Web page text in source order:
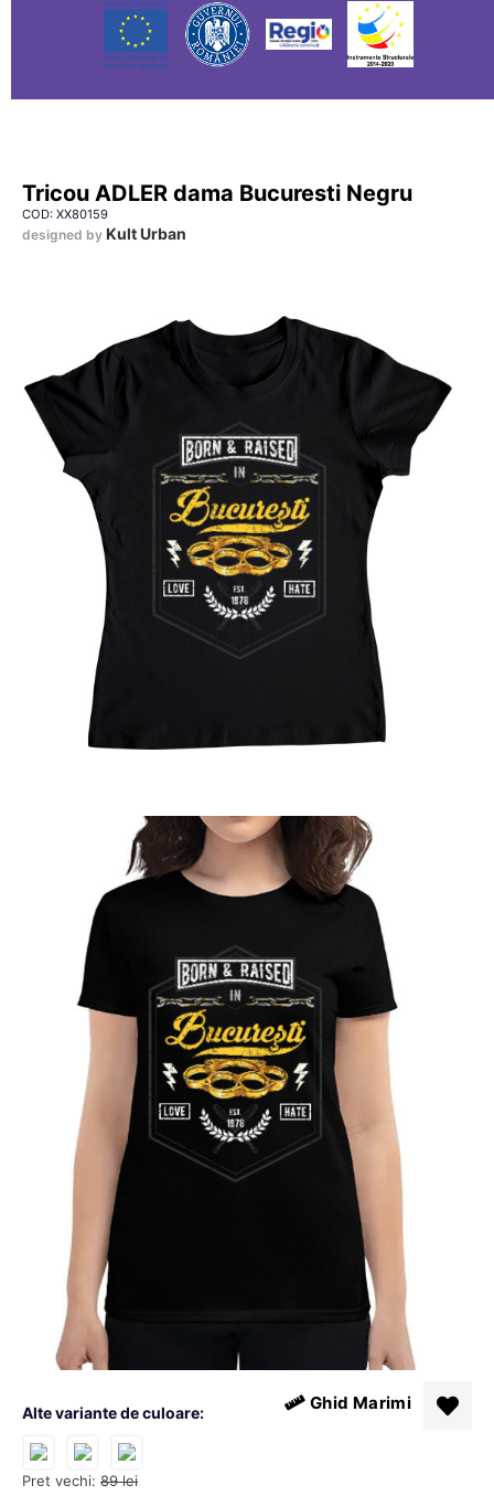
Tricou ADLER dama Bucuresti Negru
COD: XX80159
designed by Kult Urban
Pret vechi: 89 lei
Alte variante de culoare: Ghid Marimi